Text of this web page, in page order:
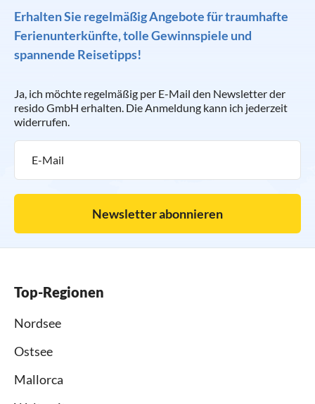
Erhalten Sie regelmäßig Angebote für traumhafte
Ferienunterkünfte, tolle Gewinnspiele und
spannende Reisetipps!
Ja, ich möchte regelmäßig per E-Mail den Newsletter der
resido GmbH erhalten. Die Anmeldung kann ich jederzeit
widerrufen.
Newsletter abonnieren
Top-Regionen
Nordsee
Ostsee
Mallorca